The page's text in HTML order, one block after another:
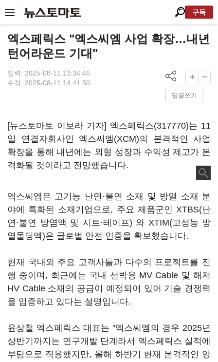
구독
엑스페릭스 "엑스씨엠 사업 확장…내년
턴어라운드 기대"
입력: 2025-08-11 13:34:46
수정: 2025-08-11 14:41:50
답글쓰기
[뉴스토마토 이보라 기자] 엑스페릭스(317770)는 11
일 연결자회사인 엑스씨엠(XCM)의 본격적인 사업
확장을 통해 내년에는 외형 성장과 수익성 제고가 본
격화될 것이라고 전망했습니다.
엑스씨엠은 고기능 난연·불연 소재 및 방열 소재 분
야에 특화된 소재기업으로, 주요 제품군인 XTBS(난
연·불연 방염액 및 시트·테이프) 와 XTIM(고성능 방
열몰딩액)은 글로벌 안전 인증을 확보했습니다.
현재 국내외 주요 고객사들과 다수의 프로젝트를 진
행 중이며, 최근에는 국내 선박용 MV Cable 및 해저
HV Cable 소재의 공급이 예정되어 있어 기술 경쟁력
을 입증하고 있다는 설명입니다.
윤상철 엑스페릭스 대표는 "엑스씨엠의 경우 2025년
상반기까지는 연구개발 단계라서 엑스페릭스 실적에
부담으로 작용했지만, 올해 하반기 현재 본격적인 양